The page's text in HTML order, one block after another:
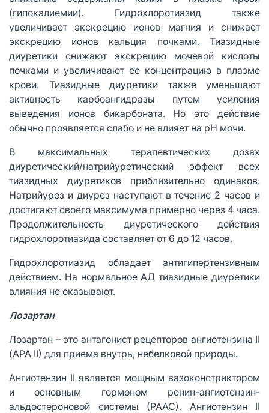
(гипокалиемии). Гидрохлоротиазид также
увеличивает экскрецию ионов магния и снижает
экскрецию ионов кальция почками. Тиазидные
диуретики снижают экскрецию мочевой кислоты
почками и увеличивают ее концентрацию в плазме
крови. Тиазидные диуретики также уменьшают
активность карбоангидразы путем усиления
выведения ионов бикарбоната. Но это действие
обычно проявляется слабо и не влияет на pH мочи.
В максимальных терапевтических дозах
диуретический/натрийуретический эффект всех
тиазидных диуретиков приблизительно одинаков.
Натрийурез и диурез наступают в течение 2 часов и
достигают своего максимума примерно через 4 часа.
Продолжительность диуретического действия
гидрохлоротиазида составляет от 6 до 12 часов.
Гидрохлоротиазид обладает антигипертензивным
действием. На нормальное АД тиазидные диуретики
влияния не оказывают.
Лозартан
Лозартан – это антагонист рецепторов ангиотензина II
(АРА II) для приема внутрь, небелковой природы.
Ангиотензин II является мощным вазоконстриктором
и основным гормоном ренин-ангиотензин-
альдостероновой системы (РААС). Ангиотензин II